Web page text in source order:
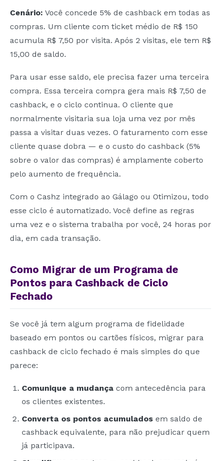
Cenário: Você concede 5% de cashback em todas as
compras. Um cliente com ticket médio de R$ 150
acumula R$ 7,50 por visita. Após 2 visitas, ele tem R$
15,00 de saldo.
Para usar esse saldo, ele precisa fazer uma terceira
compra. Essa terceira compra gera mais R$ 7,50 de
cashback, e o ciclo continua. O cliente que
normalmente visitaria sua loja uma vez por mês
passa a visitar duas vezes. O faturamento com esse
cliente quase dobra — e o custo do cashback (5%
sobre o valor das compras) é amplamente coberto
pelo aumento de frequência.
Com o Cashz integrado ao Gálago ou Otimizou, todo
esse ciclo é automatizado. Você define as regras
uma vez e o sistema trabalha por você, 24 horas por
dia, em cada transação.
Como Migrar de um Programa de
Pontos para Cashback de Ciclo
Fechado
Se você já tem algum programa de fidelidade
baseado em pontos ou cartões físicos, migrar para
cashback de ciclo fechado é mais simples do que
parece:
Comunique a mudança com antecedência para
os clientes existentes.
Converta os pontos acumulados em saldo de
cashback equivalente, para não prejudicar quem
já participava.